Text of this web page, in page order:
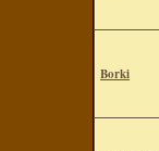
Borki